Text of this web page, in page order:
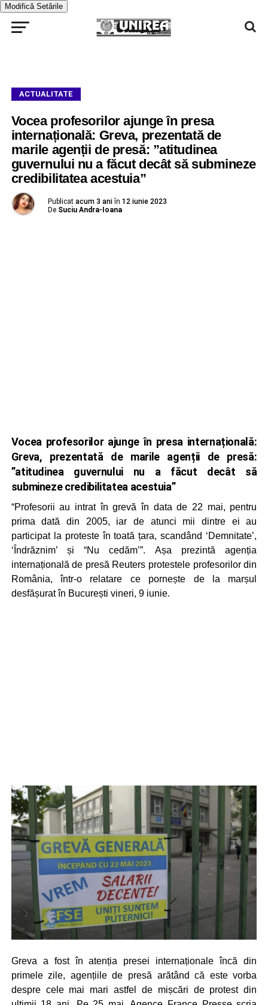
Modifică Setările
ACTUALITATE
Vocea profesorilor ajunge în presa
internațională: Greva, prezentată de
marile agenții de presă: ”atitudinea
guvernului nu a făcut decât să submineze
credibilitatea acestuia”
Publicat acum 3 ani în 12 iunie 2023
De Suciu Andra-Ioana
Vocea profesorilor ajunge în presa internațională:
Greva, prezentată de marile agenții de presă:
”atitudinea guvernului nu a făcut decât să
submineze credibilitatea acestuia”
“Profesorii au intrat în grevă în data de 22 mai, pentru
prima dată din 2005, iar de atunci mii dintre ei au
participat la proteste în toată țara, scandând ‘Demnitate’,
‘Îndrăznim’ și “Nu cedăm’”. Așa prezintă agenția
internațională de presă Reuters protestele profesorilor din
România, într-o relatare ce pornește de la marșul
desfășurat în București vineri, 9 iunie.
Greva a fost în atenția presei internaționale încă din
primele zile, agențiile de presă arătând că este vorba
despre cele mai mari astfel de mișcări de protest din